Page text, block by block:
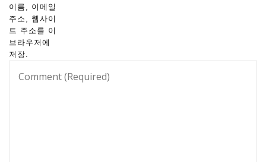
이름, 이메일
주소, 웹사이
트 주소를 이
브라우저에
저장.